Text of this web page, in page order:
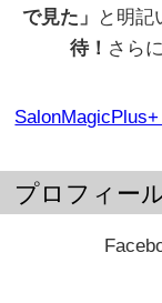
で見た」
と明記
待！ さらに
プロフィー